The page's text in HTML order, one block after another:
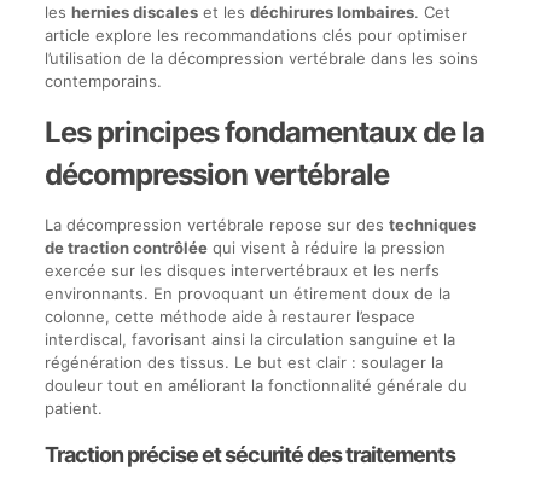
les hernies discaleset les déchirures lombaires. Cet
article explore les recommandations clés pour optimiser
l’utilisation de la décompression vertébrale dans les soins
contemporains.
Les principes fondamentaux de la
décompression vertébrale
La décompression vertébrale repose sur des techniques
de traction contrôléequi visent à réduire la pression
exercée sur les disques intervertébraux et les nerfs
environnants. En provoquant un étirement doux de la
colonne, cette méthode aide à restaurer l’espace
interdiscal, favorisant ainsi la circulation sanguine et la
régénération des tissus. Le but est clair : soulager la
douleur tout en améliorant la fonctionnalité générale du
patient.
Traction précise et sécurité des traitements